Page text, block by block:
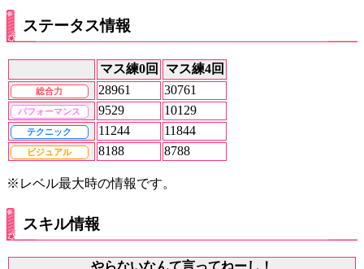
ステータス情報
マス練0回 マス練4回
総合力 28961 30761
パフォーマンス 9529 10129
テクニック 11244 11844
ビジュアル 8188 8788
※レベル最大時の情報です。
スキル情報